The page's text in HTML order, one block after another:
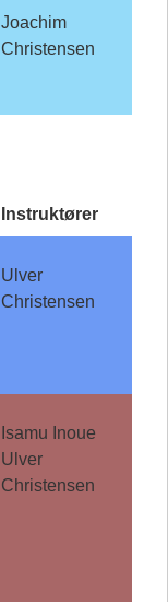
Joachim
Christensen
Instruktører
Ulver
Christensen
Isamu Inoue
Ulver
Christensen